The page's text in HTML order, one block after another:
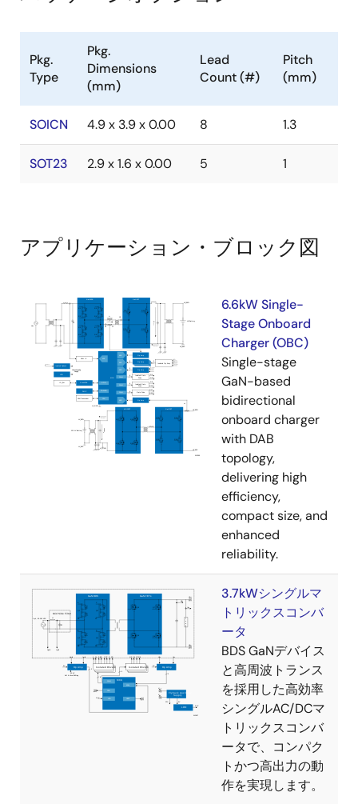
Pkg.
Type
Pkg.
Dimensions
(mm)
Lead
Count (#)
Pitch
(mm)
SOICN 4.9 x 3.9 x 0.00 8 1.3
SOT23 2.9 x 1.6 x 0.00 5 1
アプリケーション・ブロック図
6.6kW Single-
Stage Onboard
Charger (OBC)
Single-stage
GaN-based
bidirectional
onboard charger
with DAB
topology,
delivering high
efficiency,
compact size, and
enhanced
reliability.
3.7kWシングルマ
トリックスコンバ
ータ
BDS GaNデバイス
と高周波トランス
を採用した高効率
シングルAC/DCマ
トリックスコンバ
ータで、コンパク
トかつ高出力の動
作を実現します。